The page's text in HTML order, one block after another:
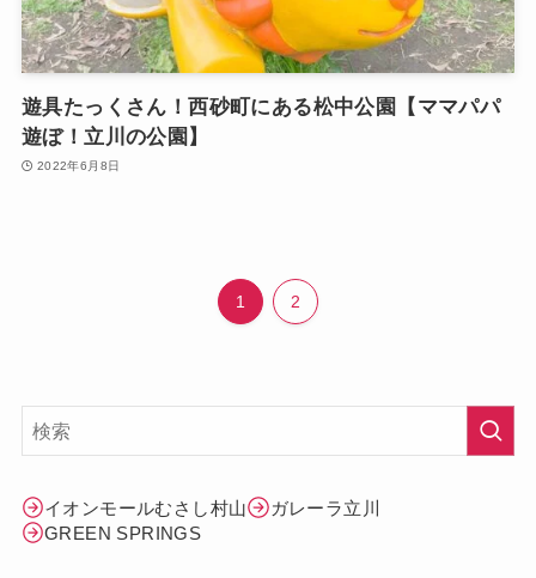
遊具たっくさん！西砂町にある松中公園【ママパパ
遊ぼ！立川の公園】
2022年6月8日
1 2
イオンモールむさし村山
ガレーラ立川
GREEN SPRINGS